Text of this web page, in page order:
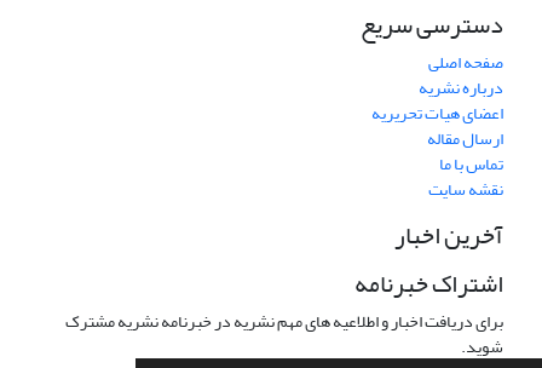
دسترسی سریع
صفحه اصلی
درباره نشریه
اعضای هیات تحریریه
ارسال مقاله
تماس با ما
نقشه سایت
آخرین اخبار
اشتراک خبرنامه
برای دریافت اخبار و اطلاعیه های مهم نشریه در خبرنامه نشریه مشترک
شوید.